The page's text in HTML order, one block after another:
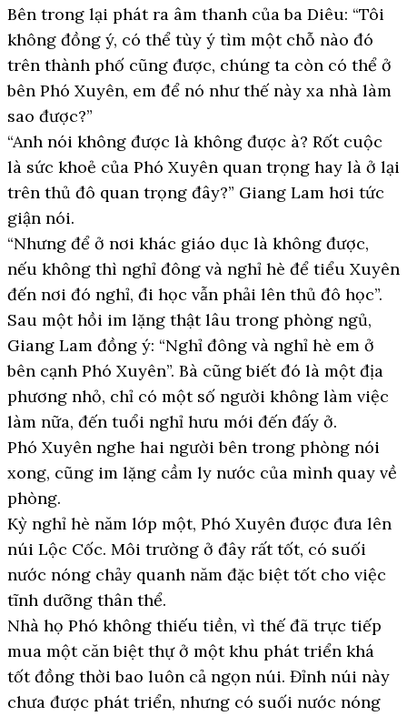
Bên trong lại phát ra âm thanh của ba Diêu: “Tôi
không đồng ý, có thể tùy ý tìm một chỗ nào đó
trên thành phố cũng được, chúng ta còn có thể ở
bên Phó Xuyên, em để nó như thế này xa nhà làm
sao được?”
“Anh nói không được là không được à? Rốt cuộc
là sức khoẻ của Phó Xuyên quan trọng hay là ở lại
trên thủ đô quan trọng đây?” Giang Lam hơi tức
giận nói.
“Nhưng để ở nơi khác giáo dục là không được,
nếu không thì nghỉ đông và nghỉ hè để tiểu Xuyên
đến nơi đó nghỉ, đi học vẫn phải lên thủ đô học”.
Sau một hồi im lặng thật lâu trong phòng ngủ,
Giang Lam đồng ý: “Nghỉ đông và nghỉ hè em ở
bên cạnh Phó Xuyên”. Bà cũng biết đó là một địa
phương nhỏ, chỉ có một số người không làm việc
làm nữa, đến tuổi nghỉ hưu mới đến đấy ở.
Phó Xuyên nghe hai người bên trong phòng nói
xong, cũng im lặng cầm ly nước của mình quay về
phòng.
Kỳ nghỉ hè năm lớp một, Phó Xuyên được đưa lên
núi Lộc Cốc. Môi trường ở đây rất tốt, có suối
nước nóng chảy quanh năm đặc biệt tốt cho việc
tĩnh dưỡng thân thể.
Nhà họ Phó không thiếu tiền, vì thế đã trực tiếp
mua một căn biệt thự ở một khu phát triển khá
tốt đồng thời bao luôn cả ngọn núi. Đỉnh núi này
chưa được phát triển, nhưng có suối nước nóng